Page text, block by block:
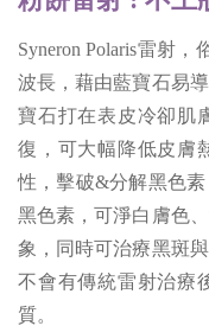
Syneron Polaris雷射
波長，藉由藍寶石易
寶石打在表皮冷卻肌
復，可大幅降低皮膚
性，擊破&分解黑色
黑色素，可淨白膚色
象，同時可治療黑斑
不會有傳統雷射治療
質。